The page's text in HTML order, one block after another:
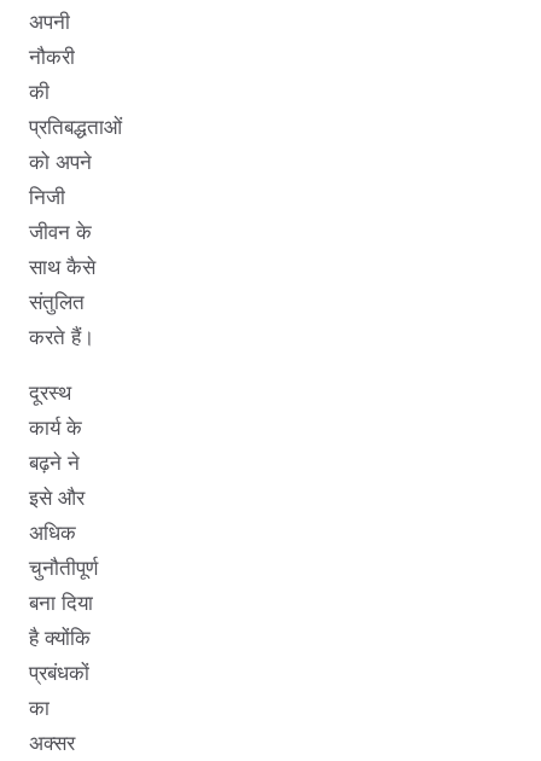
अपनी
नौकरी
की
प्रतिबद्धताओं
को अपने
निजी
जीवन के
साथ कैसे
संतुलित
करते हैं।
दूरस्थ
कार्य के
बढ़ने ने
इसे और
अधिक
चुनौतीपूर्ण
बना दिया
है क्योंकि
प्रबंधकों
का
अक्सर